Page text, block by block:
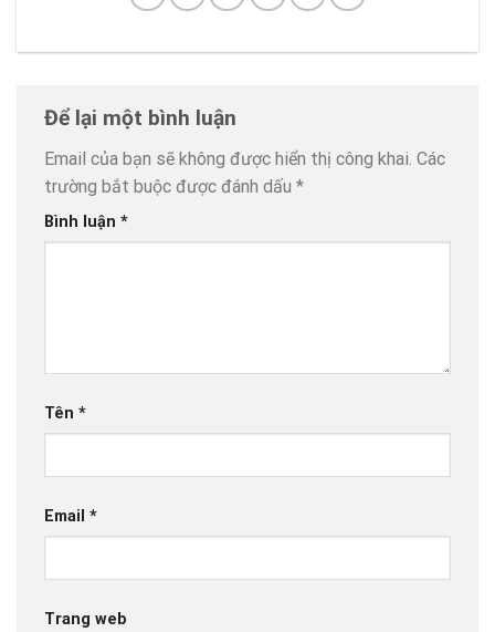
Để lại một bình luận
Email của bạn sẽ không được hiển thị công khai. Các
trường bắt buộc được đánh dấu *
Bình luận *
Tên *
Email *
Trang web